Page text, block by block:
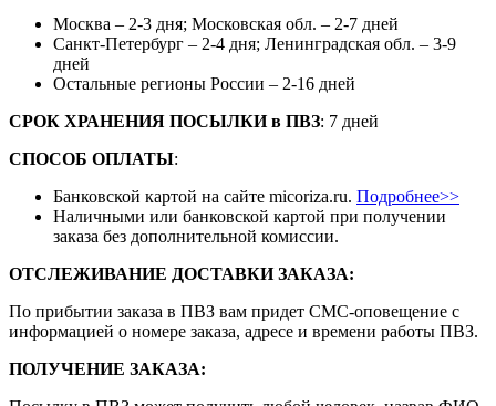
Москва – 2-3 дня; Московская обл. – 2-7 дней
Санкт-Петербург – 2-4 дня; Ленинградская обл. – 3-9
дней
Остальные регионы России – 2-16 дней
СРОК ХРАНЕНИЯ ПОСЫЛКИ в ПВЗ: 7 дней
СПОСОБ ОПЛАТЫ:
Банковской картой на сайте micoriza.ru. Подробнее>>
Наличными или банковской картой при получении
заказа без дополнительной комиссии.
ОТСЛЕЖИВАНИЕ ДОСТАВКИ ЗАКАЗА:
По прибытии заказа в ПВЗ вам придет СМС-оповещение с
информацией о номере заказа, адресе и времени работы ПВЗ.
ПОЛУЧЕНИЕ ЗАКАЗА: